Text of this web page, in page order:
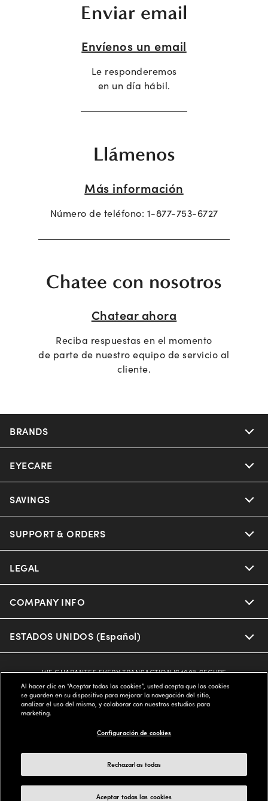
Enviar email
Envíenos un email
Le responderemos
en un día hábil.
Llámenos
Más información
Número de teléfono: 1-877-753-6727
Chatee con nosotros
Chatear ahora
Reciba respuestas en el momento
de parte de nuestro equipo de servicio al
cliente.
BRANDS
EYECARE
SAVINGS
SUPPORT & ORDERS
LEGAL
COMPANY INFO
ESTADOS UNIDOS (Español)
WE GUARANTEE EVERY TRANSACTION IS 100% SECURE
Buy now, pay later with Klarna*, Affirm or Cash App Afterpay.
Al hacer clic en “Aceptar todas las cookies”, usted acepta que las cookies
se guarden en su dispositivo para mejorar la navegación del sitio,
analizar el uso del mismo, y colaborar con nuestros estudios para
marketing.
Configuración de cookies
Rechazarlas todas
Aceptar todas las cookies